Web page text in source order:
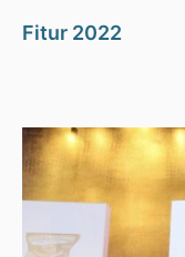
Fitur 2022